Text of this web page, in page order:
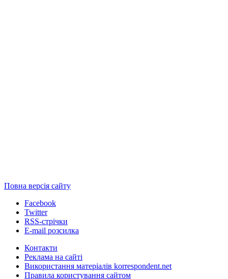
Повна версія сайту
Facebook
Twitter
RSS-стрічки
E-mail розсилка
Контакти
Реклама на сайті
Використання матеріалів korrespondent.net
Правила користування сайтом